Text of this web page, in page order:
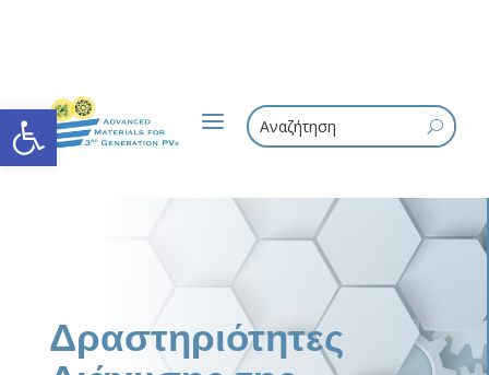
Ανοίξτε τη γραμμή εργαλείων a U
Δραστηριότητες